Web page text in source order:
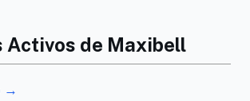
Activos de Maxibell
→